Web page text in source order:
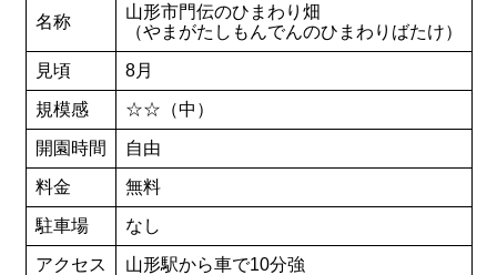
名称
山形市門伝のひまわり畑
（やまがたしもんでんのひまわりばたけ）
見頃 8月
規模感 ☆☆（中）
開園時間 自由
料金 無料
駐車場 なし
アクセス 山形駅から車で10分強